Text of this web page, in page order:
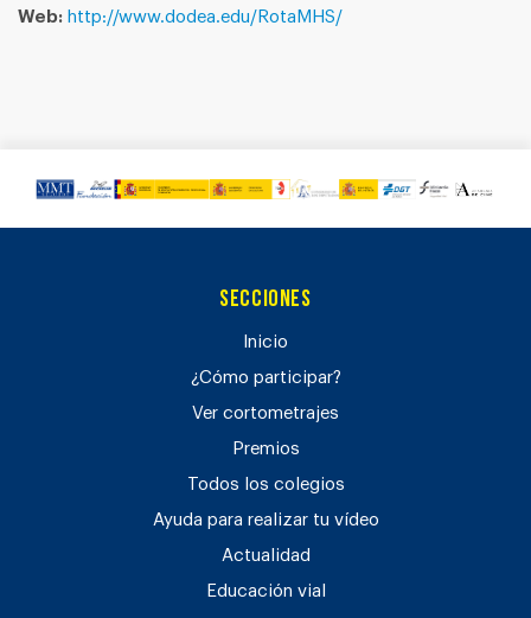
Web: http://www.dodea.edu/RotaMHS/
Secciones
Inicio
¿Cómo participar?
Ver cortometrajes
Premios
Todos los colegios
Ayuda para realizar tu vídeo
Actualidad
Educación vial